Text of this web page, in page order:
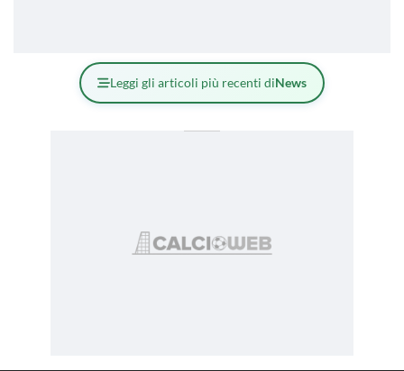
Leggi gli articoli più recenti diNews